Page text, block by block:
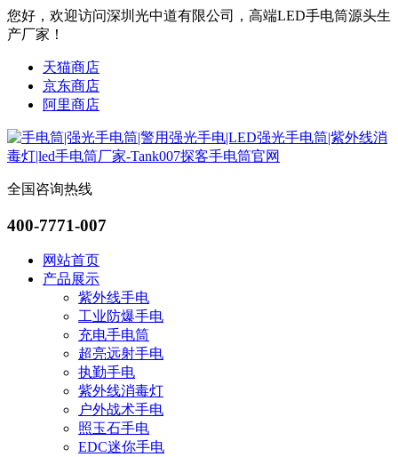
您好，欢迎访问深圳光中道有限公司，高端LED手电筒源头生
产厂家！
天猫商店
京东商店
阿里商店
全国咨询热线
400-7771-007
网站首页
产品展示
紫外线手电
工业防爆手电
充电手电筒
超亮远射手电
执勤手电
紫外线消毒灯
户外战术手电
照玉石手电
EDC迷你手电